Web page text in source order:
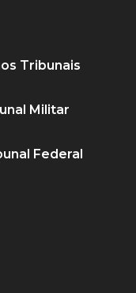
Tribunais
Militar
Federal